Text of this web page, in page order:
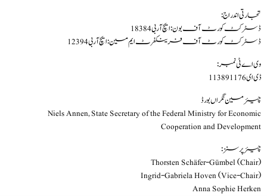
تجارتی اندراج:
ڈسٹرکٹ کورٹ آف بون: ایچ آر بی 18384
ڈسٹرکٹ کورٹ آف فرینکفرٹ ایم مین: ایچ آر بی 12394
وی اے ٹی نمبر:
ڈی ای 113891176
چیئرمین نگراں بورڈ
Niels Annen, State Secretary of the Federal Ministry for Economic
Cooperation and Development
چیئرپرسنز:
Thorsten Schäfer-Gümbel (Chair)
Ingrid-Gabriela Hoven (Vice-Chair)
Anna Sophie Herken